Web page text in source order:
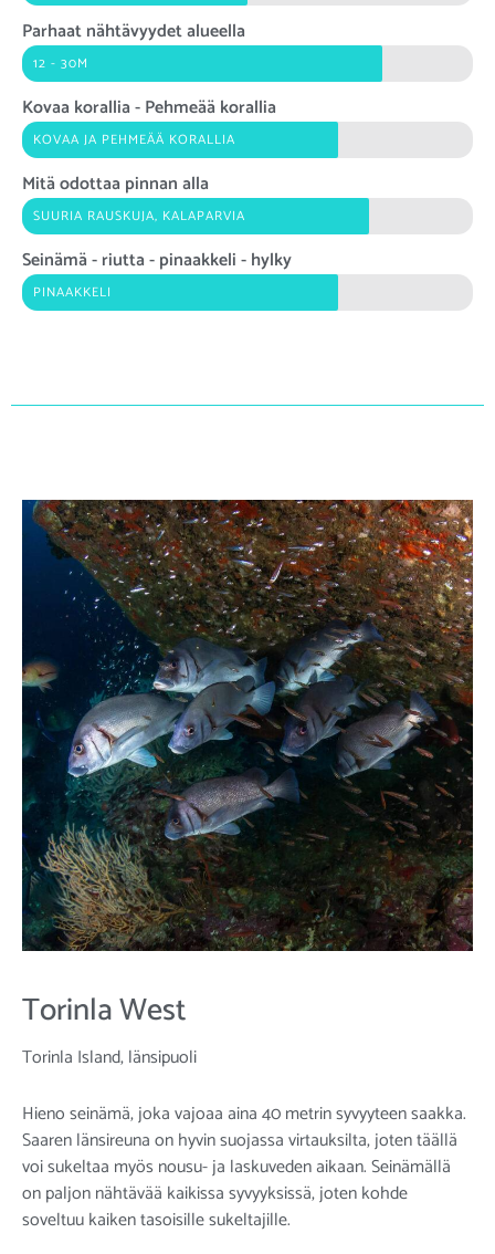
Parhaat nähtävyydet alueella
12 - 30M
Kovaa korallia - Pehmeää korallia
KOVAA JA PEHMEÄÄ KORALLIA
Mitä odottaa pinnan alla
SUURIA RAUSKUJA, KALAPARVIA
Seinämä - riutta - pinaakkeli - hylky
PINAAKKELI
Torinla West
Torinla Island, länsipuoli
Hieno seinämä, joka vajoaa aina 40 metrin syvyyteen saakka.
Saaren länsireuna on hyvin suojassa virtauksilta, joten täällä
voi sukeltaa myös nousu- ja laskuveden aikaan. Seinämällä
on paljon nähtävää kaikissa syvyyksissä, joten kohde
soveltuu kaiken tasoisille sukeltajille.